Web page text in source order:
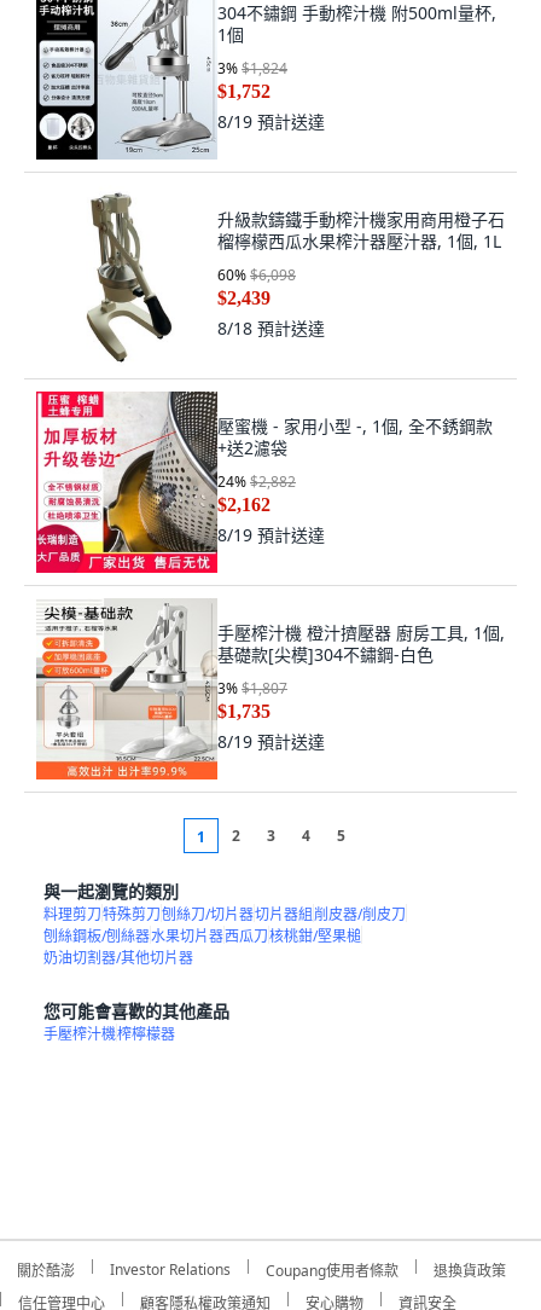
304不鏽鋼 手動榨汁機 附500ml量杯,
1個
3%$1,824
$1,752
8/19 預計送達
升級款鑄鐵手動榨汁機家用商用橙子石
榴檸檬西瓜水果榨汁器壓汁器, 1個, 1L
60%$6,098
$2,439
8/18 預計送達
壓蜜機 - 家用小型 -, 1個, 全不銹鋼款
+送2濾袋
24%$2,882
$2,162
8/19 預計送達
手壓榨汁機 橙汁擠壓器 廚房工具, 1個,
基礎款[尖模]304不鏽鋼-白色
3%$1,807
$1,735
8/19 預計送達
1 2 3 4 5
與一起瀏覽的類別
料理剪刀特殊剪刀刨絲刀/切片器切片器組削皮器/削皮刀
刨絲鋼板/刨絲器水果切片器西瓜刀核桃鉗/堅果槌
奶油切割器/其他切片器
您可能會喜歡的其他產品
手壓榨汁機榨檸檬器
關於酷澎 Investor Relations Coupang使用者條款
退換貨政策
信任管理中心
顧客隱私權政策通知 安心購物 資訊安全